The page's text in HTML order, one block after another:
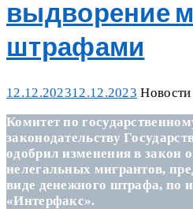
выдворение
штрафами
Posted
12.12.202312.12.2023 Новости
Комитет по
законодательству
одобрил изменения в закон
нелегальных мигрантов,
виде денежного штрафа, по
«Интерфакс».